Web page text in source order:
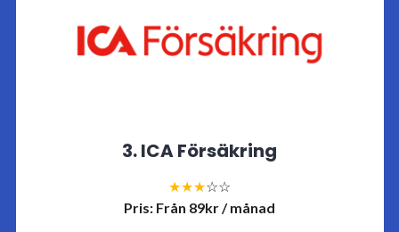
3. ICA Försäkring
★★★☆☆
Pris: Från 89kr / månad